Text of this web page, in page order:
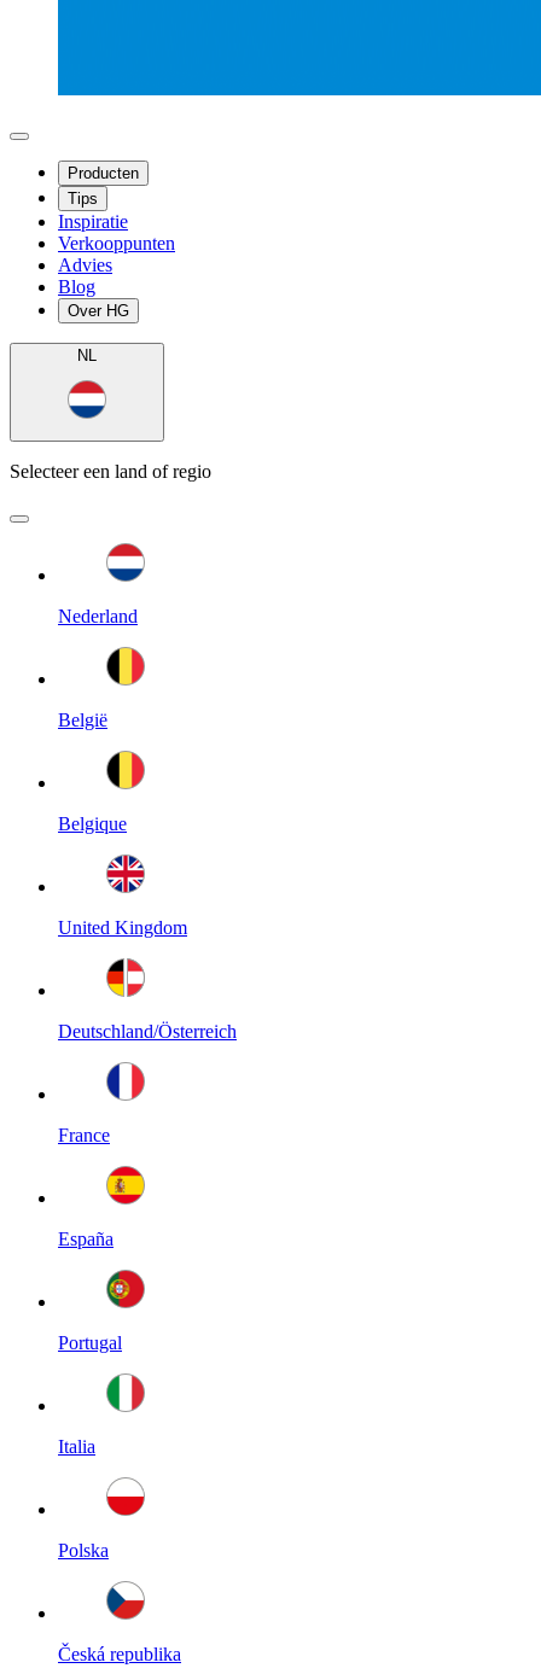
Producten
Tips
Inspiratie
Verkooppunten
Advies
Blog
Over HG
NL
Selecteer een land of regio
Nederland
België
Belgique
United Kingdom
Deutschland/Österreich
France
España
Portugal
Italia
Polska
Česká republika